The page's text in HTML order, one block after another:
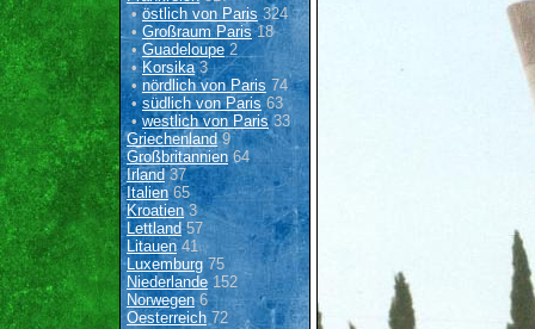
•östlich von Paris 324
• Großraum Paris18
•Guadeloupe 2
•Korsika3
• nördlich von Paris 74
•südlich von Paris63
•westlich von Paris33
Griechenland9
Großbritannien 64
Irland37
Italien65
Kroatien3
Lettland57
Litauen41
Luxemburg 75
Niederlande 152
Norwegen6
Oesterreich 72